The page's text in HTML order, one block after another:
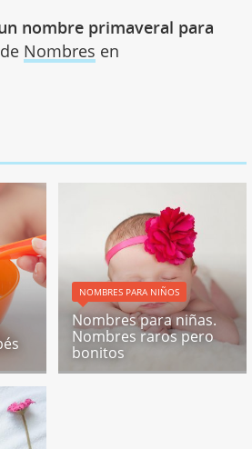
nombre primaveral para
Nombres en
NOMBRES PARA NIÑOS
Nombres para niñas.
Nombres raros pero
bonitos